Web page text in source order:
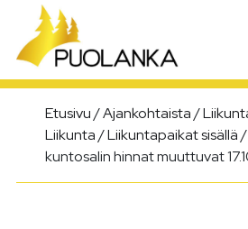
Päävalikko
Etusivu/Ajankohtaista/
Liikunta/Liikuntapaikat sisällä/
kuntosalin hinnat muuttuvat